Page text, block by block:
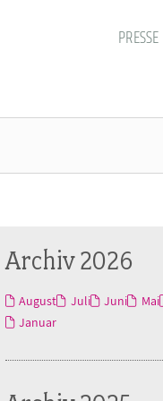
PRESSE
Archiv 2026
August Juli Juni Mai
Januar